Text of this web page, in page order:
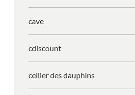
cave
cdiscount
cellier des dauphins